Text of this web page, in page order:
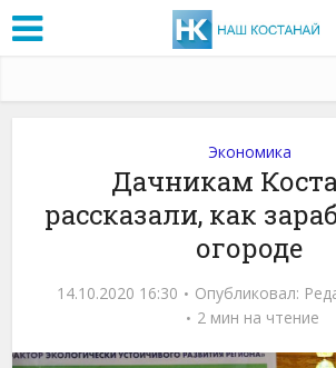
Экономика
Дачникам
рассказали, как
огороде
14.10.2020 16:30 Опубликовал:
2 мин на чтение